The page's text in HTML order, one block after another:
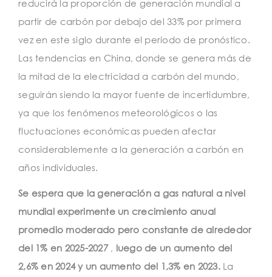
reducirá la proporción de generación mundial a
partir de carbón por debajo del 33% por primera
vez en este siglo durante el período de pronóstico.
Las tendencias en China, donde se genera más de
la mitad de la electricidad a carbón del mundo,
seguirán siendo la mayor fuente de incertidumbre,
ya que los fenómenos meteorológicos o las
fluctuaciones económicas pueden afectar
considerablemente a la generación a carbón en
años individuales.
Se espera que la generación a gas natural a nivel
mundial experimente un crecimiento anual
promedio moderado pero constante de alrededor
del 1% en 2025-2027, luego de un aumento del
2,6% en 2024 y un aumento del 1,3% en 2023.La